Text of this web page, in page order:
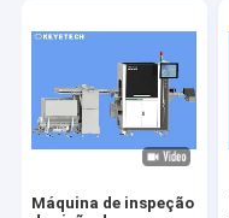
Máquina de inspeção